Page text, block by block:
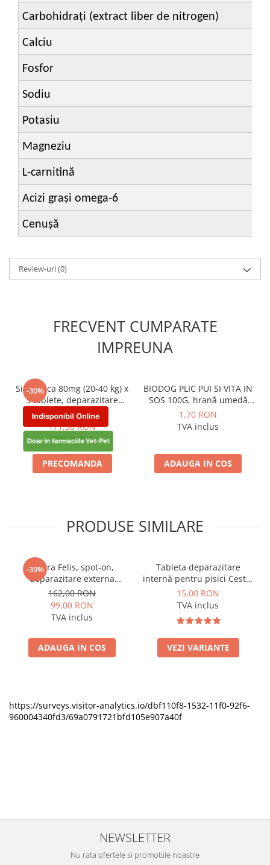
Carbohidrați (extract liber de nitrogen)
Calciu
Fosfor
Sodiu
Potasiu
Magneziu
L-carnitină
Acizi grași omega-6
Cenușă
Review-uri(0)
FRECVENT CUMPARATE
IMPREUNA
-30%
Simparica 80mg (20-40 kg) x
3 tablete, deparazitare
externa pentru caini
245,00 RON
171,50 RON
TVA inclus
PRECOMANDA
BIODOG PLIC PUI SI VITA IN
SOS 100G, hrană umedă
pentru câini adulți
1,70 RON
TVA inclus
ADAUGA IN COS
PRODUSE SIMILARE
-39%
Vectra Felis, spot-on,
deparazitare externa
pentru pisici, 3 pipete
162,00 RON
99,00 RON
TVA inclus
ADAUGA IN COS
Tableta deparazitare
internă pentru pisici Cestal
Cat Chew 2 comprimate
15,00 RON
TVA inclus
VEZI VARIANTE
https://surveys.visitor-analytics.io/dbf110f8-1532-11f0-92f6-
960004340fd3/69a0791721bfd105e907a40f
NEWSLETTER
Nu rata ofertele si promotiile noastre